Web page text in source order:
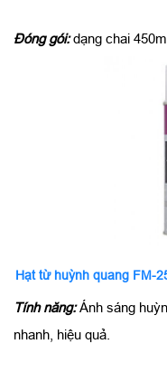
Đóng gói: dạng chai
Hạt từ huỳnh quang FM-
Tính năng:Ánh sáng
nhanh, hiệu quả.